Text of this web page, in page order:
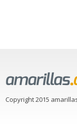
Copyright 2015